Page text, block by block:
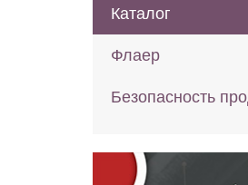
Каталог
Флаер
Безопасность